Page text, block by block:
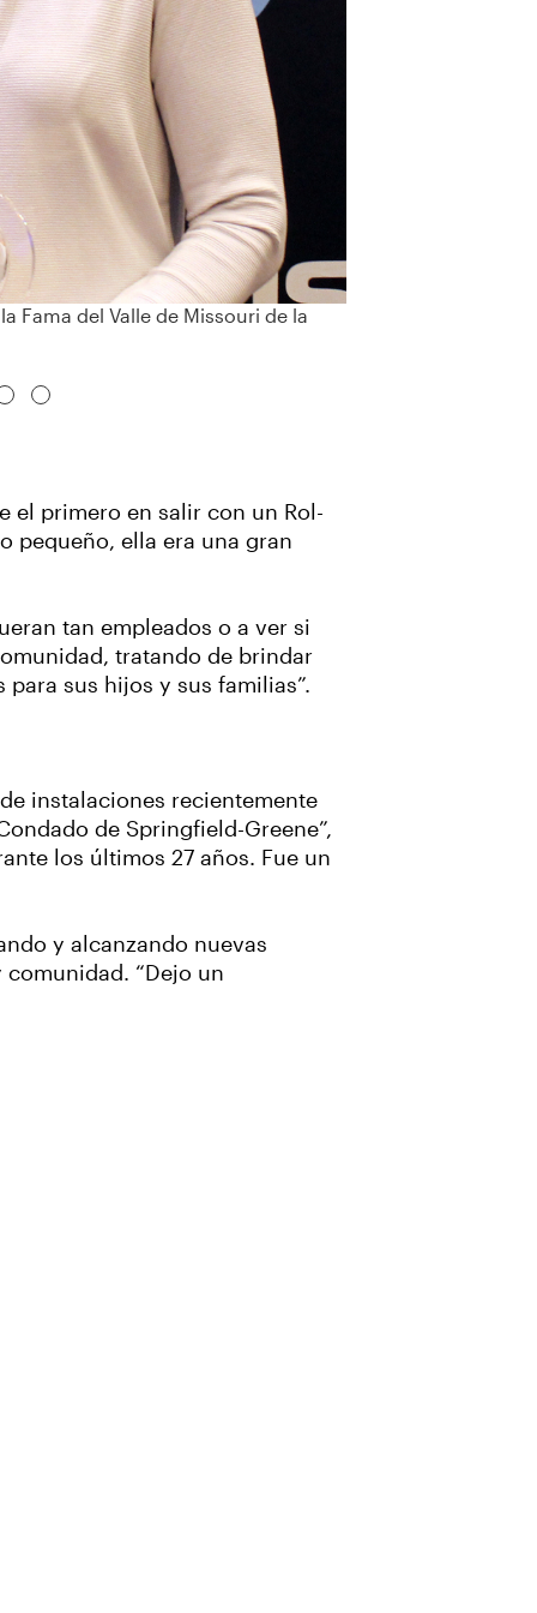
Fama del Valle de Missouri de la
el primero en salir con un Rol-
pequeño, ella era una gran
tan empleados o a ver si
tratando de brindar
sus hijos y sus familias”.
instalaciones recientemente
de Springfield-Greene”,
los últimos 27 años. Fue un
y alcanzando nuevas
“Dejo un